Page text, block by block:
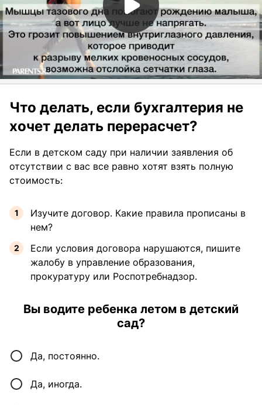
Что делать, если бухгалтерия не
хочет делать перерасчет?
Если в детском саду при наличии заявления об
отсутствии с вас все равно хотят взять полную
стоимость:
Изучите договор. Какие правила прописаны в
нем?
Если условия договора нарушаются, пишите
жалобу в управление образования,
прокуратуру или Роспотребнадзор.
Вы водите ребенка летом в детский
сад?
Да, постоянно.
Да, иногда.